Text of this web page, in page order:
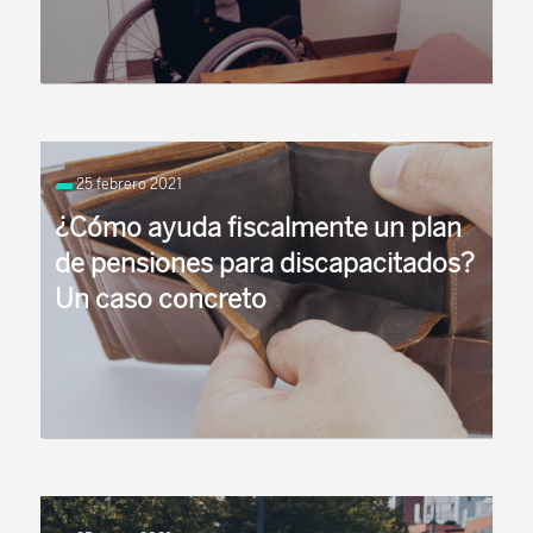
25 febrero 2021
¿Cómo ayuda fiscalmente un plan
de pensiones para discapacitados?
Un caso concreto
Algunos productos de ahorro privado ofrecen
ventajas específicas para los discapacitados que